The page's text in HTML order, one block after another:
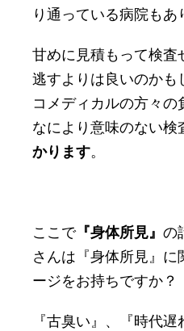
り通っている病院もあ
甘めに見積もって検査
逃すよりは良いのかも
コメディカルの方々の
なにより意味のない検
かります。
ここで『身体所見』 の
さんは『身体所見』に
ージをお持ちですか？
『古臭い』、『時代